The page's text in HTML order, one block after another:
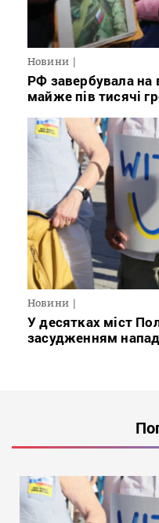
Новини
РФ завербувала на
майже пів тисячі
Новини
У десятках міст
засудженням